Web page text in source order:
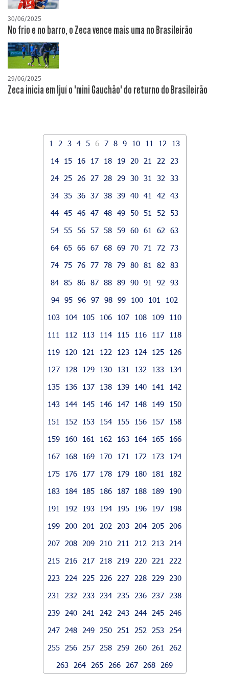
30/06/2025
No frio e no barro, o Zeca vence mais uma no Brasileirão
29/06/2025
Zeca inicia em Ijuí o "mini Gauchão" do returno do Brasileirão
1 2 3 4 5 6 7 8 9 10 11 12
13
14
15 16 17 18 19 20 21 22
23
24
25 26 27 28 29 30 31 32
33
34 35 36 37 38 39 40 41 42
43
44 45 46 47 48 49 50 51 52
53
54 55 56 57 58 59 60 61 62
63
64 65 66 67 68 69 70 71 72
73
74 75 76 77 78 79 80 81 82
83
84 85 86 87 88 89 90 91 92
93
94 95 96 97 98 99 100 101
102
103
104 105 106 107 108 109
110
111
112 113 114 115 116 117
118
119
120 121 122 123 124 125
126
127
128 129 130 131 132 133
134
135
136 137 138 139 140 141
142
143
144 145 146 147 148 149
150
151
152 153 154 155 156 157
158
159
160 161 162 163 164 165
166
167
168 169 170 171 172 173
174
175
176 177 178 179 180 181
182
183
184 185 186 187 188 189
190
191
192 193 194 195 196 197
198
199
200 201 202 203 204 205
206
207
208 209 210 211 212 213
214
215
216 217 218 219 220 221
222
223
224 225 226 227 228 229
230
231
232 233 234 235 236 237
238
239
240 241 242 243 244 245
246
247
248 249 250 251 252 253
254
255
256 257 258 259 260 261
262
263
264 265 266 267 268 269